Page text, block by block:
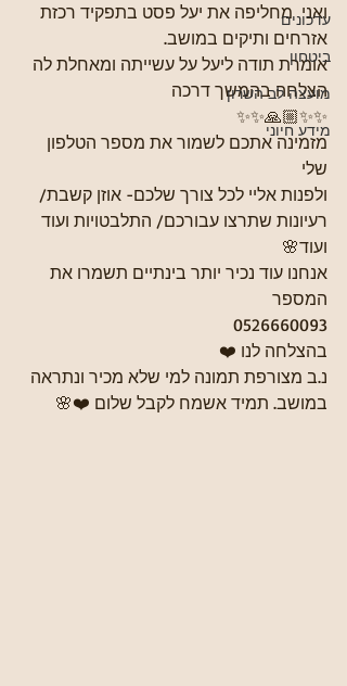
עדכונים
ביטחון
מועצה לב השרון
מידע חיוני
ואני  מחליפה את יעל פסט בתפקיד רכזת
אזרחים ותיקים במושב.
אומרת תודה ליעל על עשייתה ומאחלת לה
הצלחה בהמשך דרכה
✨✨🙏🏼✨✨️
מזמינה אתכם לשמור את מספר הטלפון
שלי
ולפנות אליי לכל צורך שלכם- אוזן קשבת/
רעיונות שתרצו עבורכם/ התלבטויות ועוד
ועוד🌸
אנחנו עוד נכיר יותר בינתיים תשמרו את
המספר
0526660093
בהצלחה לנו ❤️
נ.ב מצורפת תמונה למי שלא מכיר ונתראה
במושב. תמיד אשמח לקבל שלום ❤️🌸